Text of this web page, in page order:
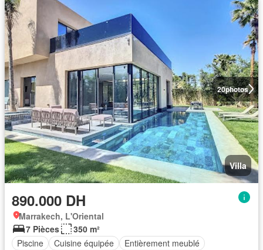
20photos
Villa
890.000 DH
Marrakech, L'Oriental
7 Pièces
350 m²
Piscine
Cuisine équipée Entièrement meublé